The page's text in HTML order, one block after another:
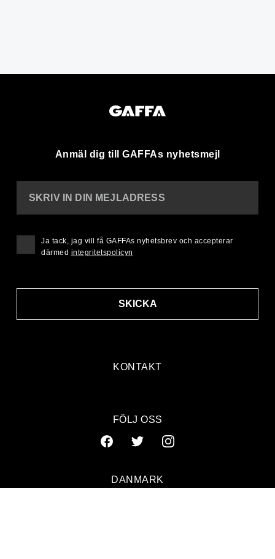
Anmäl dig till GAFFAs nyhetsmejl
KONTAKT
SKRIV IN DIN MEJLADRESS
SKICKA
Ja tack, jag vill få GAFFAs nyhetsbrev och accepterar
därmed integritetspolicyn
FÖLJ OSS
DANMARK